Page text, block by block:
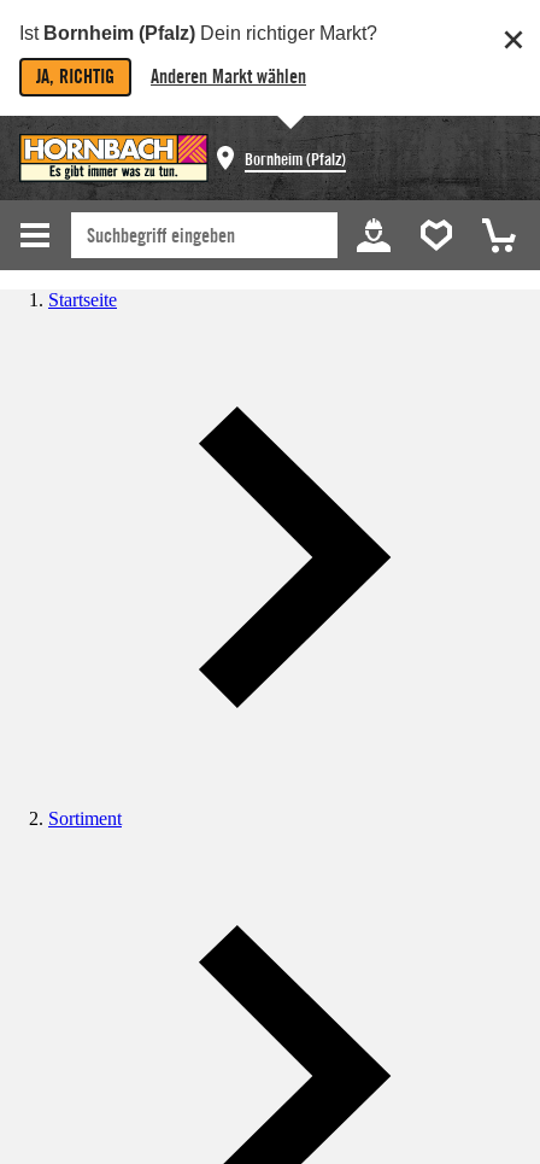
Ist Bornheim (Pfalz) Dein richtiger Markt?
JA, RICHTIG Anderen Markt wählen
Bornheim (Pfalz)
Startseite
Sortiment